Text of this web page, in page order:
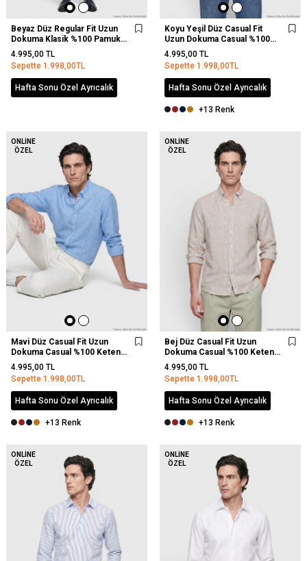
Beyaz Düz Regular Fit Uzun
Dokuma Klasik %100 Pamuk
Gömlek
4.995,00 TL
Sepette 1.998,00TL
Hafta Sonu Özel Ayrıcalık
Koyu Yeşil Düz Casual Fit
Uzun Dokuma Casual %100
Keten Gömlek
4.995,00 TL
Sepette 1.998,00TL
Hafta Sonu Özel Ayrıcalık
+13 Renk
ONLINE
ÖZEL
Mavi Düz Casual Fit Uzun
Dokuma Casual %100 Keten
Gömlek
4.995,00 TL
Sepette 1.998,00TL
Hafta Sonu Özel Ayrıcalık
+13 Renk
ONLINE
ÖZEL
Bej Düz Casual Fit Uzun
Dokuma Casual %100 Keten
Gömlek
4.995,00 TL
Sepette 1.998,00TL
Hafta Sonu Özel Ayrıcalık
+13 Renk
ONLINE
ÖZEL
ONLINE
ÖZEL